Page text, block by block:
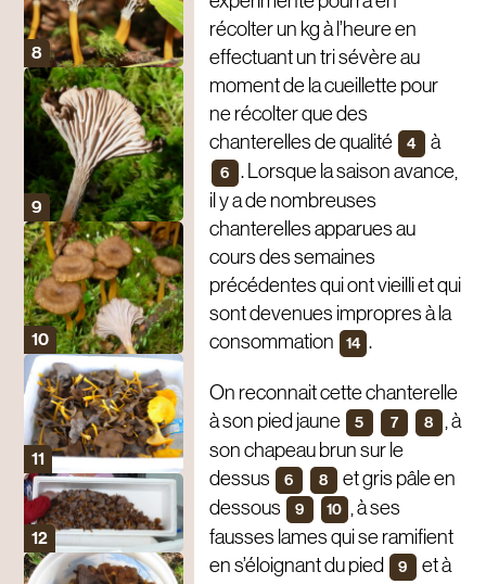
récolter un kg à l’heure en
effectuant un tri sévère au
moment de la cueillette pour
ne récolter que des
chanterelles de qualité
4 à
6
. Lorsque la saison avance,
il y a de nombreuses
chanterelles apparues au
cours des semaines
précédentes qui ont vieilli et qui
sont devenues impropres à la
consommation
14 .
On reconnait cette chanterelle
à son pied jaune
5 7 8
, à
son chapeau brun sur le
dessus
6 8
et gris pâle en
dessous
9 10
, à ses
fausses lames qui se ramifient
en s’éloignant du pied
9
et à